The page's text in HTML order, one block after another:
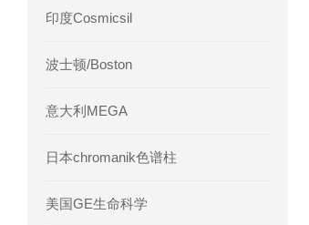
印度Cosmicsil
波士顿/Boston
意大利MEGA
日本chromanik色谱柱
美国GE生命科学